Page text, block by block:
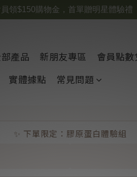
產品 新朋友專區 會員點
實體據點 常見問題
✨ 下單限定：膠原蛋白體驗組
領$150購物金，首單贈明星體驗禮